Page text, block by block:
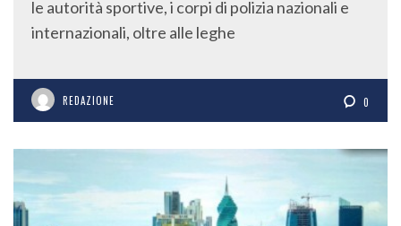
le autorità sportive, i corpi di polizia nazionali e
internazionali, oltre alle leghe
REDAZIONE 0